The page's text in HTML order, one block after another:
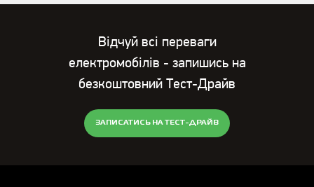
Відчуй всі переваги
електромобілів - запишись на
безкоштовний Тест-Драйв
ЗАПИСАТИСЬ НА ТЕСТ-ДРАЙВ